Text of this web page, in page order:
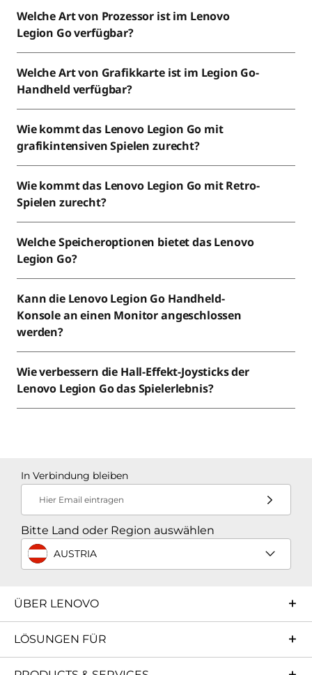
Welche Art von Prozessor ist im Lenovo
Legion Go verfügbar?
Welche Art von Grafikkarte ist im Legion Go-
Handheld verfügbar?
Wie kommt das Lenovo Legion Go mit
grafikintensiven Spielen zurecht?
Wie kommt das Lenovo Legion Go mit Retro-
Spielen zurecht?
Welche Speicheroptionen bietet das Lenovo
Legion Go?
Kann die Lenovo Legion Go Handheld-
Konsole an einen Monitor angeschlossen
werden?
Wie verbessern die Hall-Effekt-Joysticks der
Lenovo Legion Go das Spielerlebnis?
In Verbindung bleiben
Hier Email eintragen
Bitte Land oder Region auswählen
AUSTRIA
ÜBER LENOVO
LÖSUNGEN FÜR